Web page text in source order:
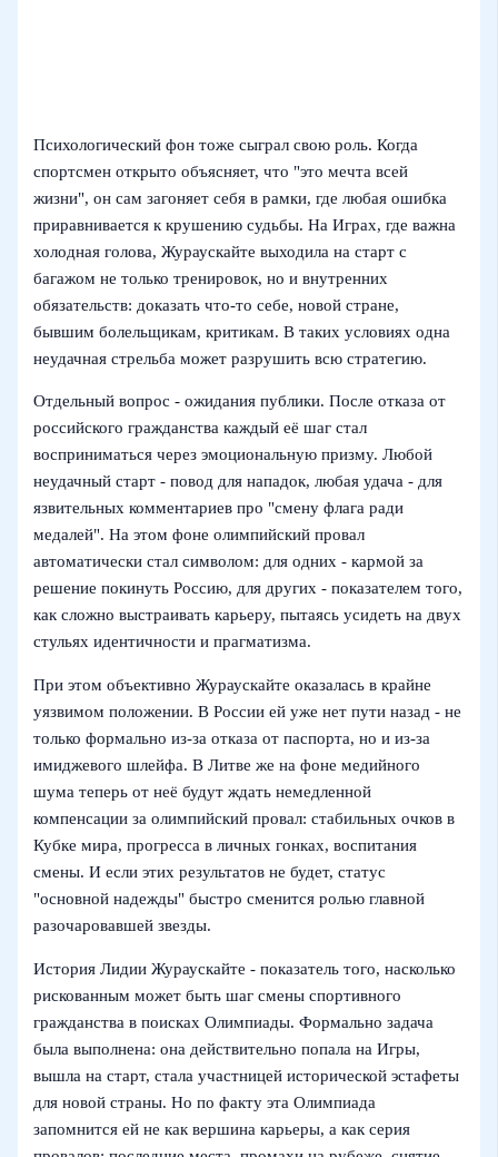
Психологический фон тоже сыграл свою роль. Когда
спортсмен открыто объясняет, что "это мечта всей
жизни", он сам загоняет себя в рамки, где любая ошибка
приравнивается к крушению судьбы. На Играх, где важна
холодная голова, Жураускайте выходила на старт с
багажом не только тренировок, но и внутренних
обязательств: доказать что-то себе, новой стране,
бывшим болельщикам, критикам. В таких условиях одна
неудачная стрельба может разрушить всю стратегию.
Отдельный вопрос - ожидания публики. После отказа от
российского гражданства каждый её шаг стал
восприниматься через эмоциональную призму. Любой
неудачный старт - повод для нападок, любая удача - для
язвительных комментариев про "смену флага ради
медалей". На этом фоне олимпийский провал
автоматически стал символом: для одних - кармой за
решение покинуть Россию, для других - показателем того,
как сложно выстраивать карьеру, пытаясь усидеть на двух
стульях идентичности и прагматизма.
При этом объективно Жураускайте оказалась в крайне
уязвимом положении. В России ей уже нет пути назад - не
только формально из-за отказа от паспорта, но и из-за
имиджевого шлейфа. В Литве же на фоне медийного
шума теперь от неё будут ждать немедленной
компенсации за олимпийский провал: стабильных очков в
Кубке мира, прогресса в личных гонках, воспитания
смены. И если этих результатов не будет, статус
"основной надежды" быстро сменится ролью главной
разочаровавшей звезды.
История Лидии Жураускайте - показатель того, насколько
рискованным может быть шаг смены спортивного
гражданства в поисках Олимпиады. Формально задача
была выполнена: она действительно попала на Игры,
вышла на старт, стала участницей исторической эстафеты
для новой страны. Но по факту эта Олимпиада
запомнится ей не как вершина карьеры, а как серия